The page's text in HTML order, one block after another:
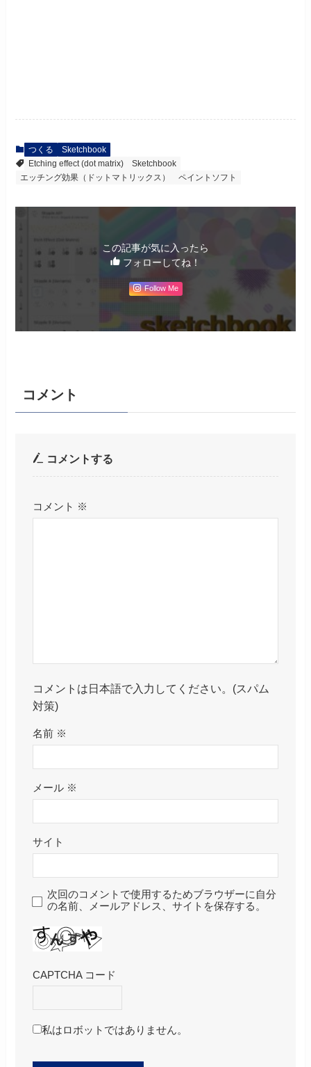
つくる
Sketchbook
Etching effect (dot matrix)
Sketchbook
エッチング効果（ドットマトリックス）
ペイントソフト
この記事が気に入ったら
フォローしてね！
Follow Me
コメント
コメントする
コメント ※
コメントは日本語で入力してください。(スパム
対策)
名前 ※
メール ※
サイト
次回のコメントで使用するためブラウザーに自分
の名前、メールアドレス、サイトを保存する。
CAPTCHA コード
私はロボットではありません。